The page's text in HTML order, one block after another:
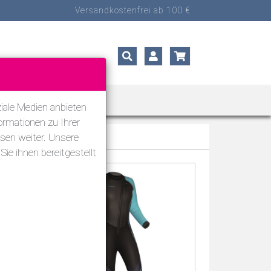
Versandkostenfrei ab 100 €
Medien anbieten
zu Ihrer
weiter. Unsere
ihnen bereitgestellt